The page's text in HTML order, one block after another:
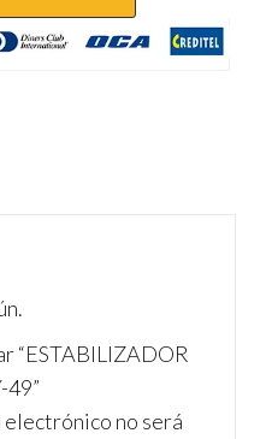
“ESTABILIZADOR
49”
no será